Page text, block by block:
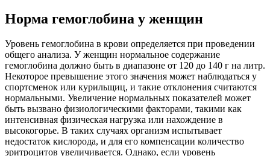
Норма гемоглобина у женщин
Уровень гемоглобина в крови определяется при проведении
общего анализа. У женщин нормальное содержание
гемоглобина должно быть в диапазоне от 120 до 140 г на литр.
Некоторое превышение этого значения может наблюдаться у
спортсменок или курильщиц, и такие отклонения считаются
нормальными. Увеличение нормальных показателей может
быть вызвано физиологическими факторами, такими как
интенсивная физическая нагрузка или нахождение в
высокогорье. В таких случаях организм испытывает
недостаток кислорода, и для его компенсации количество
эритроцитов увеличивается. Однако, если уровень